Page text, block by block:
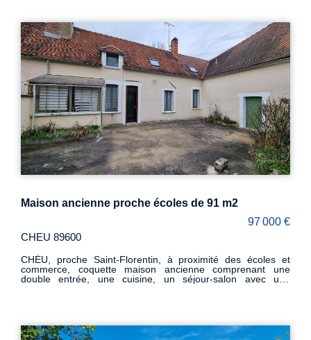
totalement clos.
Maison ancienne proche écoles de 91 m2
97 000 €
CHEU 89600
CHÉU, proche Saint-Florentin, à proximité des écoles et
commerce, coquette maison ancienne comprenant une
double entrée, une cuisine, un séjour-salon avec une